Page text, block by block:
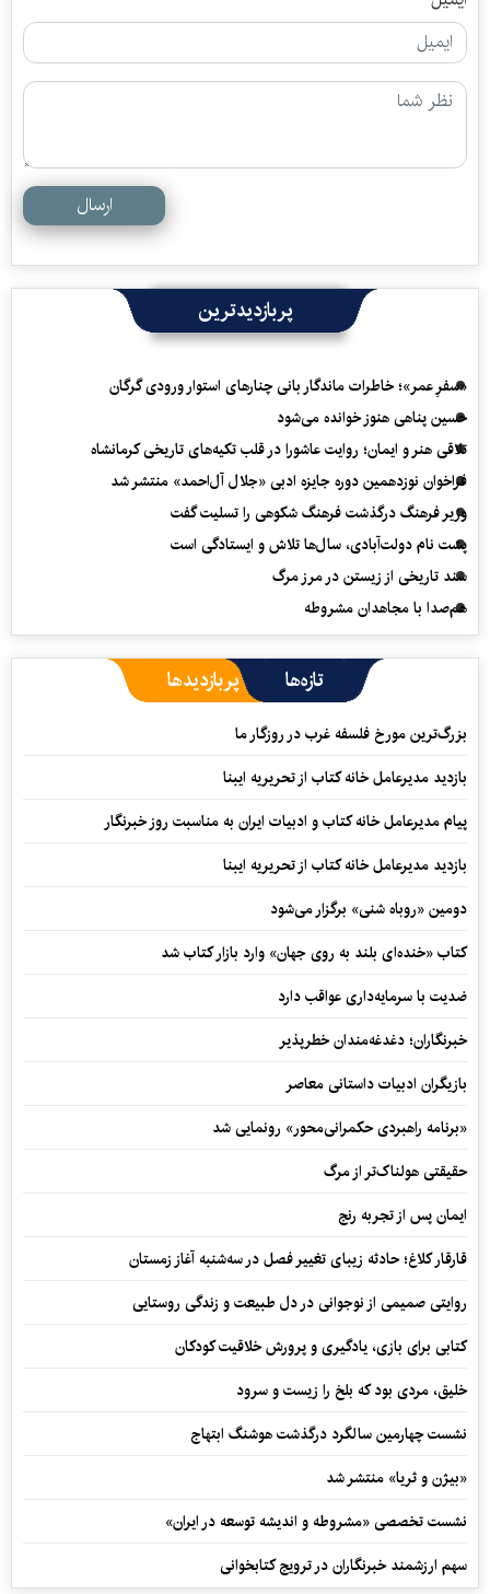
ارسال
پربازدیدترین
«سفرِ عمر»؛ خاطرات ماندگار بانی چنارهای استوار ورودی گرگان
حسین پناهی هنوز خوانده می‌شود
تلاقی هنر و ایمان؛ روایت عاشورا در قلب تکیه‌های تاریخی کرمانشاه
فراخوان نوزدهمین دوره جایزه ادبی «جلال آل‌احمد» منتشر شد
وزیر فرهنگ درگذشت فرهنگ شکوهی را تسلیت گفت
پشت نام دولت‌آبادی، سال‌ها تلاش و ایستادگی است
سند تاریخی از زیستن در مرز مرگ
هم‌صدا با مجاهدان مشروطه
تازه‌ها پربازدیدها
بزرگ‌ترین مورخ فلسفه غرب در روزگار ما
بازدید مدیرعامل خانه کتاب از تحریریه ایبنا
پیام مدیرعامل خانه کتاب و ادبیات ایران به مناسبت روز خبرنگار
بازدید مدیرعامل خانه کتاب از تحریریه ایبنا
دومین «روباه شنی» برگزار می‌شود
کتاب «خنده‌ای بلند به روی جهان» وارد بازار کتاب شد
ضدیت با سرمایه‌داری عواقب دارد
خبرنگاران؛ دغدغه‌مندان خطرپذیر
بازیگران ادبیات داستانی معاصر
«برنامه راهبردی حکمرانی‌محور» رونمایی شد
حقیقتی هولناک‌تر از مرگ
ایمان پس از تجربه رنج
قارقار کلاغ؛ حادثه زیبای تغییر فصل در سه‌شنبه آغاز زمستان
روایتی صمیمی از نوجوانی در دل طبیعت و زندگی روستایی
کتابی برای بازی، یادگیری و پرورش خلاقیت کودکان
خلیق، مردی بود که بلخ را زیست و سرود
نشست چهارمین سالگرد درگذشت هوشنگ ابتهاج
«بیژن و ثریا» منتشر شد
نشست تخصصی «مشروطه و اندیشه توسعه در ایران»
سهم ارزشمند خبرنگاران در ترویج کتابخوانی